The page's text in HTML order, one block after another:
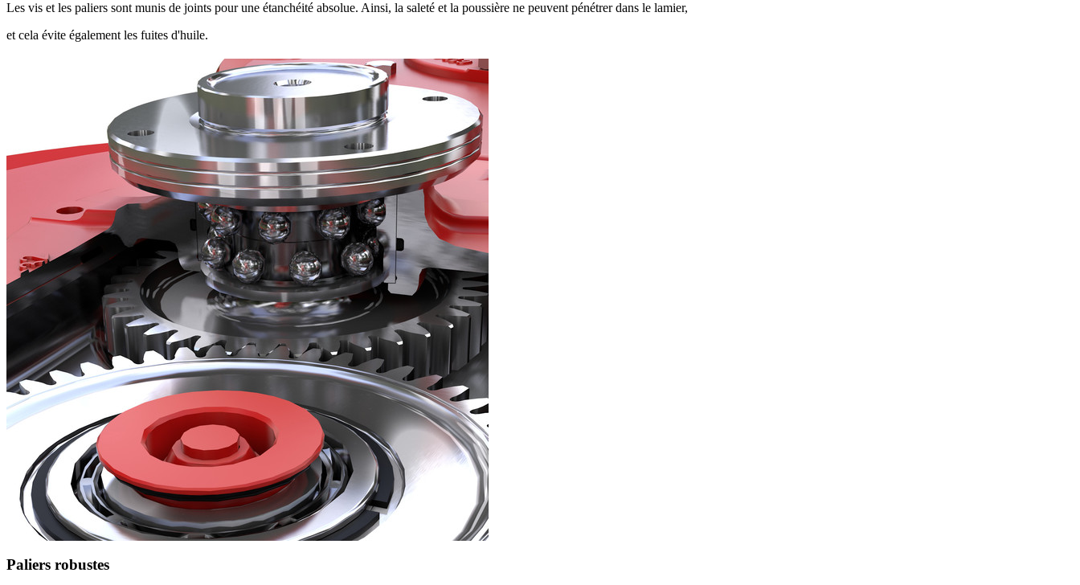
Les vis et les paliers sont munis de joints pour une étanchéité absolue. Ainsi, la saleté et la poussière ne peuvent pénétrer dans le lamier,
et cela évite également les fuites d'huile.
Paliers robustes